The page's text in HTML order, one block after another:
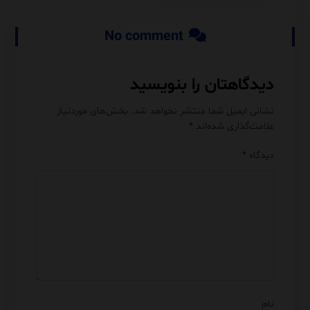
No comment
دیدگاهتان را بنویسید
نشانی ایمیل شما منتشر نخواهد شد. بخش‌های موردنیاز
علامت‌گذاری شده‌اند *
دیدگاه *
نام